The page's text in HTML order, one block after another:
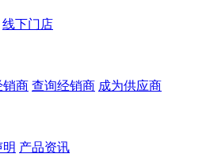
线下门店
销商 查询经销商 成为供应商
产品资讯